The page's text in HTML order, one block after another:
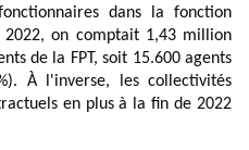
dans la fonction
on comptait 1,43 million
de la FPT, soit 15.600 agents
À l'inverse, les collectivités
en plus à la fin de 2022